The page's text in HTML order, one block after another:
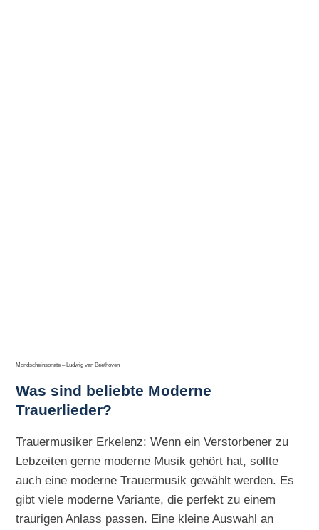
Mondscheinsonate – Ludwig van Beethoven
Was sind beliebte Moderne
Trauerlieder?
Trauermusiker Erkelenz: Wenn ein Verstorbener zu
Lebzeiten gerne moderne Musik gehört hat, sollte
auch eine moderne Trauermusik gewählt werden. Es
gibt viele moderne Variante, die perfekt zu einem
traurigen Anlass passen. Eine kleine Auswahl an